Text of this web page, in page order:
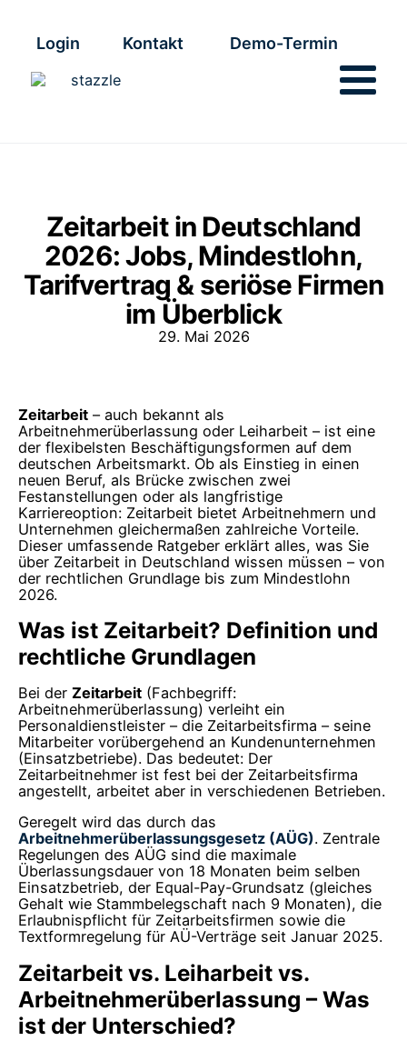
Login Kontakt Demo-Termin
Zeitarbeit in Deutschland
2026: Jobs, Mindestlohn,
Tarifvertrag & seriöse Firmen
im Überblick
29. Mai 2026
Zeitarbeit – auch bekannt als
Arbeitnehmerüberlassung oder Leiharbeit – ist eine
der flexibelsten Beschäftigungsformen auf dem
deutschen Arbeitsmarkt. Ob als Einstieg in einen
neuen Beruf, als Brücke zwischen zwei
Festanstellungen oder als langfristige
Karriereoption: Zeitarbeit bietet Arbeitnehmern und
Unternehmen gleichermaßen zahlreiche Vorteile.
Dieser umfassende Ratgeber erklärt alles, was Sie
über Zeitarbeit in Deutschland wissen müssen – von
der rechtlichen Grundlage bis zum Mindestlohn
2026.
Was ist Zeitarbeit? Definition und
rechtliche Grundlagen
Bei der Zeitarbeit (Fachbegriff:
Arbeitnehmerüberlassung) verleiht ein
Personaldienstleister – die Zeitarbeitsfirma – seine
Mitarbeiter vorübergehend an Kundenunternehmen
(Einsatzbetriebe). Das bedeutet: Der
Zeitarbeitnehmer ist fest bei der Zeitarbeitsfirma
angestellt, arbeitet aber in verschiedenen Betrieben.
Geregelt wird das durch das
Arbeitnehmerüberlassungsgesetz (AÜG). Zentrale
Regelungen des AÜG sind die maximale
Überlassungsdauer von 18 Monaten beim selben
Einsatzbetrieb, der Equal-Pay-Grundsatz (gleiches
Gehalt wie Stammbelegschaft nach 9 Monaten), die
Erlaubnispflicht für Zeitarbeitsfirmen sowie die
Textformregelung für AÜ-Verträge seit Januar 2025.
Zeitarbeit vs. Leiharbeit vs.
Arbeitnehmerüberlassung – Was
ist der Unterschied?